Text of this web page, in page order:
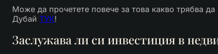
Може да прочетете повече за това какво трябва
ДубайТУК!
Заслужава ли си инвестиция в